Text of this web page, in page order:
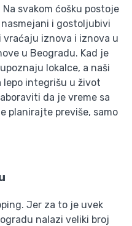
svakom ćošku postoje
i gostoljubivi
iznova i iznova u
u Beogradu. Kad je
lokalce, a naši
lepo integrišu u život
da je vreme sa
planirajte previše, samo
Jer za to je uvek
nalazi veliki broj